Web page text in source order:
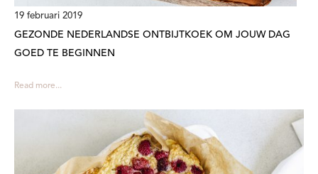
19 februari 2019
GEZONDE NEDERLANDSE ONTBIJTKOEK OM JOUW DAG
GOED TE BEGINNEN
Read more...